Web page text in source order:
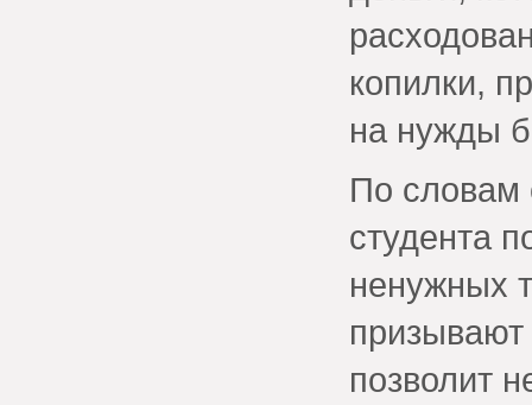
копилки,
на нужды
По словам
студента
ненужных
призывают
позволит